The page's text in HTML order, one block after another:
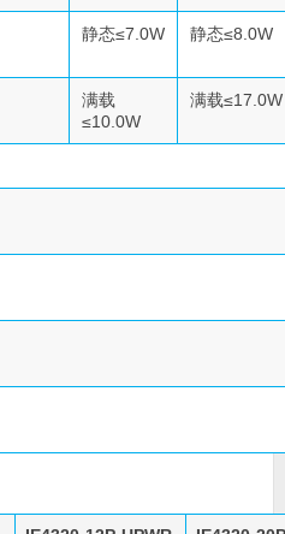
静态≤7.0W 静态≤8.0W
满载
≤10.0W
满载≤17.0W